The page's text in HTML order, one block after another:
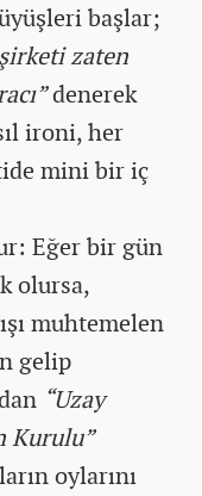
başlar;
zaten
denerek
ironi, her
mini bir iç
Eğer bir gün
olursa,
muhtemelen
gelip
“Uzay
Kurulu”
oylarını